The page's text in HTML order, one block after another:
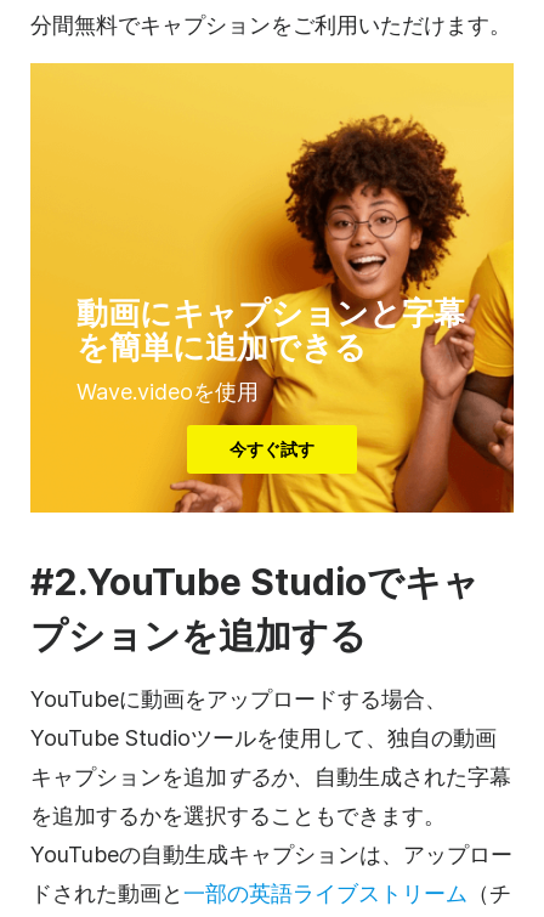
分間無料でキャプションをご利用いただけます。
動画にキャプションと字幕
を簡単に追加できる
Wave.videoを使用
今すぐ試す
#2.YouTube Studioでキャ
プションを追加する
YouTubeに動画をアップロードする場合、
YouTube Studioツールを使用して、独自の動画
キャプションを追加するか、 自動生成された字幕
を追加するかを選択することもできます。
YouTubeの自動生成キャプションは、アップロー
ドされた動画と一部の英語ライブストリーム （チ